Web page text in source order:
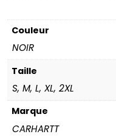
Couleur
NOIR
Taille
S, M, L, XL, 2XL
Marque
CARHARTT